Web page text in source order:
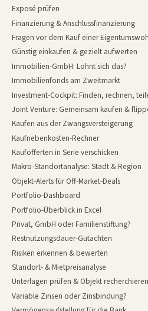
Exposé prüfen
Finanzierung & Anschlussfinanzierung
Fragen vor dem Kauf einer
Günstig einkaufen & gezielt aufwerten
Immobilien-GmbH: Lohnt sich das?
Immobilienfonds am Zweitmarkt
Investment-Cockpit: Finden, rechnen,
Joint Venture: Gemeinsam kaufen &
Kaufen aus der Zwangsversteigerung
Kaufnebenkosten-Rechner
Kaufofferten in Serie verschicken
Makro-Standortanalyse: Stadt & Region
Objekt-Alerts für Off-Market-Deals
Portfolio-Dashboard
Portfolio-Überblick in Excel
Privat, GmbH oder Familienstiftung?
Restnutzungsdauer-Gutachten
Risiken erkennen & bewerten
Standort- & Mietpreisanalyse
Unterlagen prüfen & Objekt recherchieren
Variable Zinsen oder Zinsbindung?